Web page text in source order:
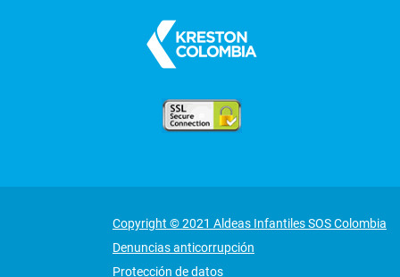
Copyright © 2021 Aldeas Infantiles SOS Colombia
Denuncias anticorrupción
Protección de datos